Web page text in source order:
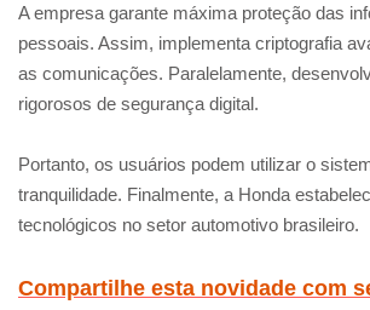
A empresa garante máxima proteção das
pessoais. Assim, implementa criptografia
as comunicações. Paralelamente,
rigorosos de segurança digital.
Portanto, os usuários podem utilizar o
tranquilidade. Finalmente, a Honda
tecnológicos no setor automotivo brasileiro.
Compartilhe esta novidade com